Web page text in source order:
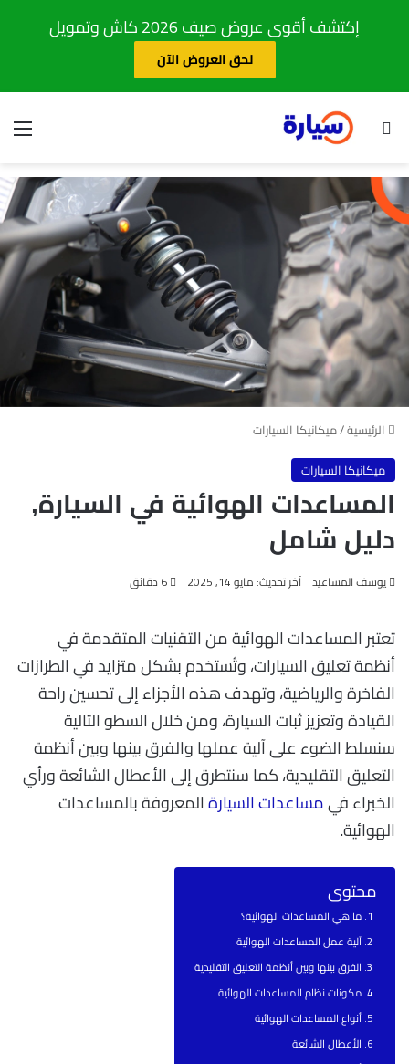
إكتشف أقوى عروض صيف 2026 كاش وتمويل
لحق العروض الآن
بحث عن
الرئيسية/ميكانيكا السيارات
ميكانيكا السيارات
المساعدات الهوائية في السيارة,
دليل شامل
يوسف المساعيد آخر تحديث: مايو 14, 2025
تعتبر المساعدات الهوائية من التقنيات المتقدمة في
أنظمة تعليق السيارات، وتُستخدم بشكل متزايد في الطرازات
الفاخرة والرياضية، وتهدف هذه الأجزاء إلى تحسين راحة
القيادة وتعزيز ثبات السيارة، ومن خلال السطو التالية
سنسلط الضوء على آلية عملها والفرق بينها وبين أنظمة
التعليق التقليدية، كما سنتطرق إلى الأعطال الشائعة ورأي
الخبراء فيمساعدات السيارةالمعروفة بالمساعدات
الهوائية.
محتوى
ما هي المساعدات الهوائية؟
آلية عمل المساعدات الهوائية
الفرق بينها وبين أنظمة التعليق التقليدية
مكونات نظام المساعدات الهوائية
أنواع المساعدات الهوائية
الأعطال الشائعة